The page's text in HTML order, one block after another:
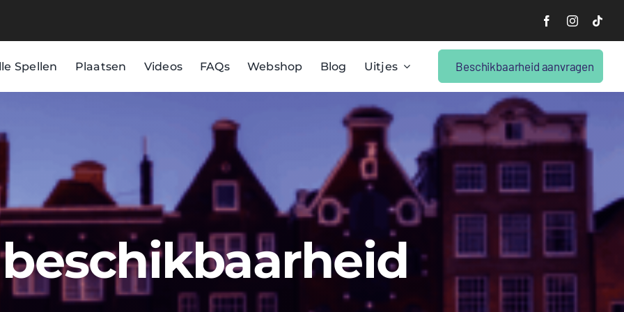
Spellen Plaatsen Videos FAQs Webshop Blog Uitjes Beschikbaarheid aanvragen